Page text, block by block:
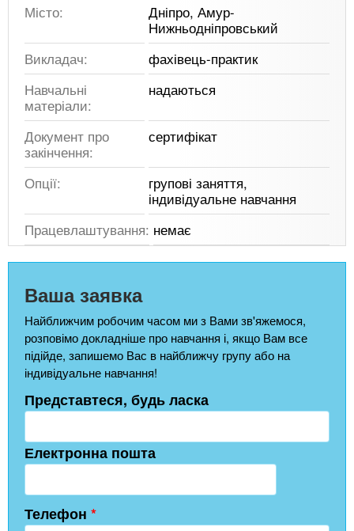
Місто:
Дніпро, Амур-
Нижньодніпровський
Викладач:
фахівець-практик
Навчальні
матеріали:
надаються
Документ про
закінчення:
сертифікат
Опції:
групові заняття,
індивідуальне навчання
Працевлаштування: немає
Ваша заявка
Найближчим робочим часом ми з Вами зв'яжемося,
розповімо докладніше про навчання і, якщо Вам все
підійде, запишемо Вас в найближчу групу або на
індивідуальне навчання!
Представтеся, будь ласка
Електронна пошта
Телефон *